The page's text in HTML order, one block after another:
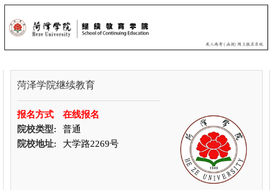
菏泽学院继续教育
报名方式
在线报名
院校类型:
普通
院校地址:
大学路2269号